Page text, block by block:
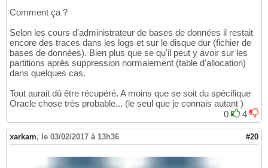
Comment ça ?
Selon les cours d'administrateur de bases de données il restait
encore des traces dans les logs et sur le disque dur (fichier de
bases de données). Bien plus que se qu'il peut y avoir sur les
partitions après suppression normalement (table d'allocation)
dans quelques cas.
Tout aurait dû être récupéré. A moins que se soit du spécifique
Oracle chose très probable... (le seul que je connais autant )
0
4
xarkam, le 03/02/2017 à 13h36 #20